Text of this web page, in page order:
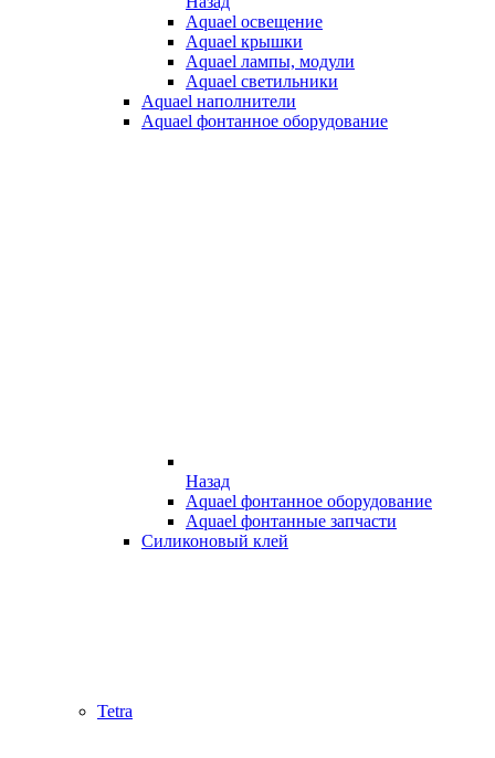
Aquael освещение
Aquael крышки
Aquael лампы, модули
Aquael светильники
Aquael наполнители
Aquael фонтанное оборудование
Назад
Aquael фонтанное оборудование
Aquael фонтанные запчасти
Силиконовый клей
Tetra